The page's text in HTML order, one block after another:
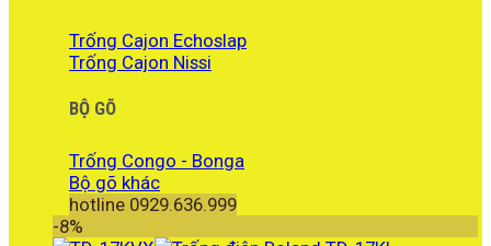
Trống Cajon Echoslap
Trống Cajon Nissi
BỘ GÕ
Trống Congo - Bonga
Bộ gõ khác
hotline 0929.636.999
-8%